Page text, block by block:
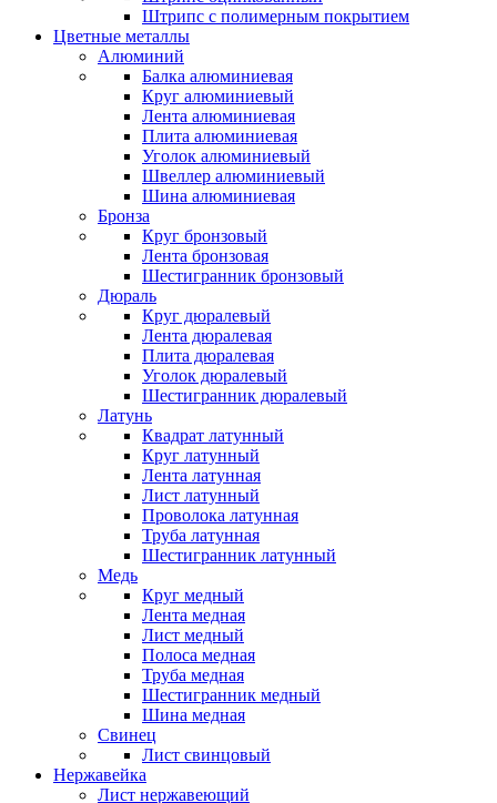
Штрипс с полимерным покрытием
Цветные металлы
Алюминий
Балка алюминиевая
Круг алюминиевый
Лента алюминиевая
Плита алюминиевая
Уголок алюминиевый
Швеллер алюминиевый
Шина алюминиевая
Бронза
Круг бронзовый
Лента бронзовая
Шестигранник бронзовый
Дюраль
Круг дюралевый
Лента дюралевая
Плита дюралевая
Уголок дюралевый
Шестигранник дюралевый
Латунь
Квадрат латунный
Круг латунный
Лента латунная
Лист латунный
Проволока латунная
Труба латунная
Шестигранник латунный
Медь
Круг медный
Лента медная
Лист медный
Полоса медная
Труба медная
Шестигранник медный
Шина медная
Свинец
Лист свинцовый
Нержавейка
Лист нержавеющий